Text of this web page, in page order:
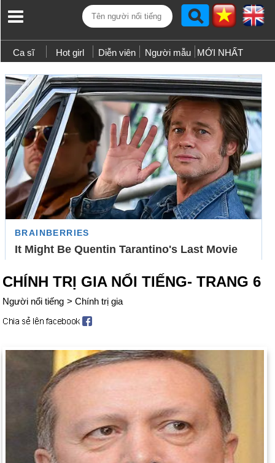
Ca sĩ Hot girl Diễn viên Người mẫu MỚI NHẤT
CHÍNH TRỊ GIA NỔI TIẾNG- TRANG 6
Người nổi tiếng > Chính trị gia